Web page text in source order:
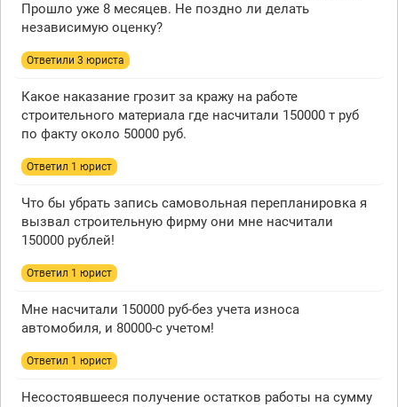
Прошло уже 8 месяцев. Не поздно ли делать
независимую оценку?
Ответили 3 юристa
Какое наказание грозит за кражу на работе
строительного материала где насчитали 150000 т руб
по факту около 50000 руб.
Ответил 1 юрист
Что бы убрать запись самовольная перепланировка я
вызвал строительную фирму они мне насчитали
150000 рублей!
Ответил 1 юрист
Мне насчитали 150000 руб-без учета износа
автомобиля, и 80000-с учетом!
Ответил 1 юрист
Несостоявшееся получение остатков работы на сумму